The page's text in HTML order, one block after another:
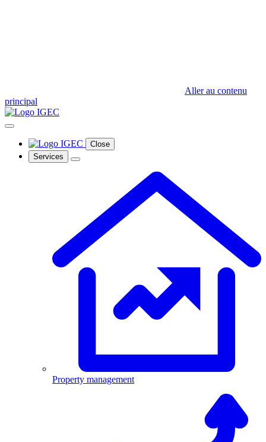
Aller au contenu
principal
Close
Services
Property management